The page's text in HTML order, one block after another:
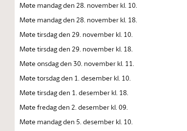
Møte mandag den 28. november kl. 10.
Møte mandag den 28. november kl. 18.
Møte tirsdag den 29. november kl. 10.
Møte tirsdag den 29. november kl. 18.
Møte onsdag den 30. november kl. 11.
Møte torsdag den 1. desember kl. 10.
Møte tirsdag den 1. desember kl. 18.
Møte fredag den 2. desember kl. 09.
Møte mandag den 5. desember kl. 10.